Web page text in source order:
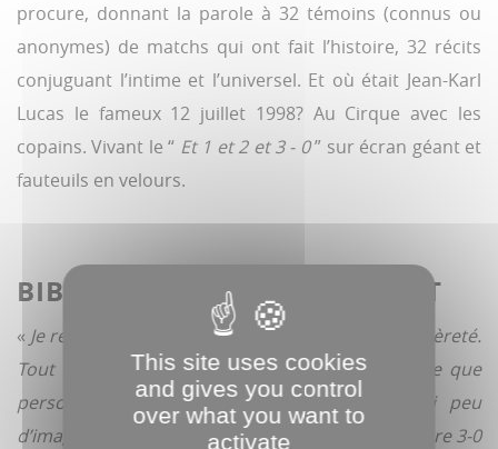
procure, donnant la parole à 32 témoins (connus ou
anonymes) de matchs qui ont fait l’histoire, 32 récits
conjuguant l’intime et l’universel. Et où était Jean-Karl
Lucas le fameux 12 juillet 1998? Au Cirque avec les
copains. Vivant le “ Et 1 et 2 et 3 - 0” sur écran géant et
fauteuils en velours.
BIBERONNÉ AUX VHS DE FOOT
« Je revois une journée toute en allégresse, en légèreté.
Tout le monde était sur un petit nuage, à croire que
personne ne doutait de l’issue. D’ailleurs, j’ai peu
d’images du match. Comme si je l’avais rêvé. Mettre 3-0
This site uses cookies
and gives you control
over what you want to
activate